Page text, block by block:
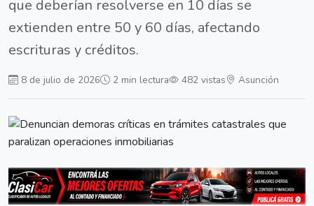
que deberían resolverse en 10 días se
extienden entre 50 y 60 días, afectando
escrituras y créditos.
8 de julio de 2026 2 min lectura 482 vistas Asunción